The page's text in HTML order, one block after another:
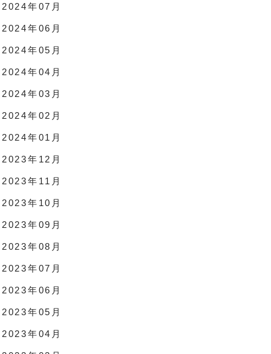
2024年07月
2024年06月
2024年05月
2024年04月
2024年03月
2024年02月
2024年01月
2023年12月
2023年11月
2023年10月
2023年09月
2023年08月
2023年07月
2023年06月
2023年05月
2023年04月